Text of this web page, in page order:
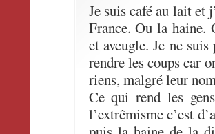
Je suis café au lait et
France. Ou la haine.
et aveugle. Je ne
rendre les coups car
riens, malgré leur
Ce qui rend les
l’extrêmisme c’est